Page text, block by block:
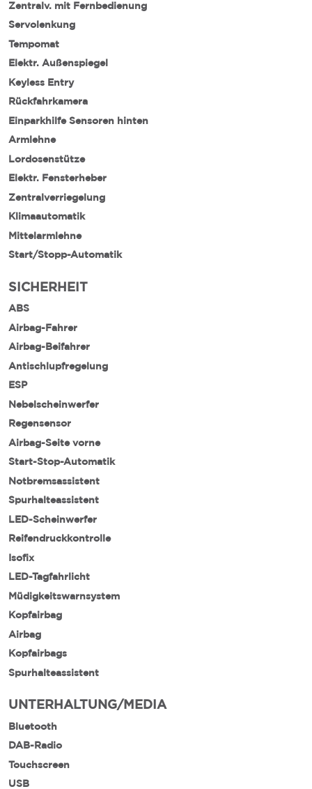
Zentralv. mit Fernbedienung
Servolenkung
Tempomat
Elektr. Außenspiegel
Keyless Entry
Rückfahrkamera
Einparkhilfe Sensoren hinten
Armlehne
Lordosenstütze
Elektr. Fensterheber
Zentralverriegelung
Klimaautomatik
Mittelarmlehne
Start/Stopp-Automatik
SICHERHEIT
ABS
Airbag-Fahrer
Airbag-Beifahrer
Antischlupfregelung
ESP
Nebelscheinwerfer
Regensensor
Airbag-Seite vorne
Start-Stop-Automatik
Notbremsassistent
Spurhalteassistent
LED-Scheinwerfer
Reifendruckkontrolle
Isofix
LED-Tagfahrlicht
Müdigkeitswarnsystem
Kopfairbag
Airbag
Kopfairbags
Spurhalteassistent
UNTERHALTUNG/MEDIA
Bluetooth
DAB-Radio
Touchscreen
USB